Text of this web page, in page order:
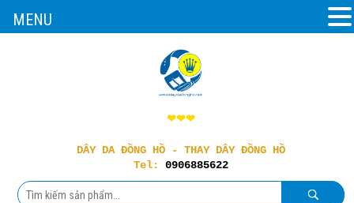
❤❤❤
DÂY DA ĐỒNG HỒ - THAY DÂY ĐỒNG HỒ
Tel: 0906885622
MENU